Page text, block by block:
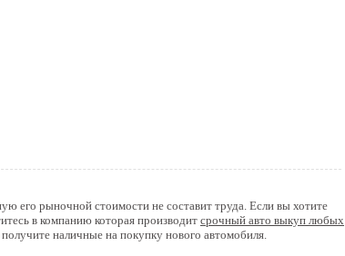
его рыночной стоимости не составит труда. Если вы хотите
в компанию которая производитсрочный авто выкуп любых
наличные на покупку нового автомобиля.